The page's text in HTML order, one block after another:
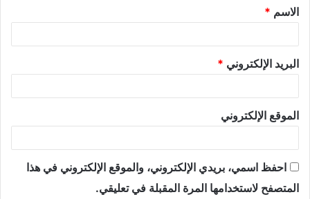
الاسم *
البريد الإلكتروني *
الموقع الإلكتروني
احفظ اسمي، بريدي الإلكتروني، والموقع الإلكتروني في هذا
المتصفح لاستخدامها المرة المقبلة في تعليقي.